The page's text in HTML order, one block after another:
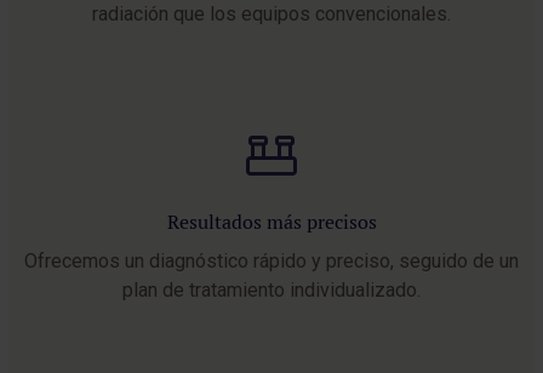
radiación que los equipos convencionales.
Resultados más precisos
Ofrecemos un diagnóstico rápido y preciso, seguido de un
plan de tratamiento individualizado.